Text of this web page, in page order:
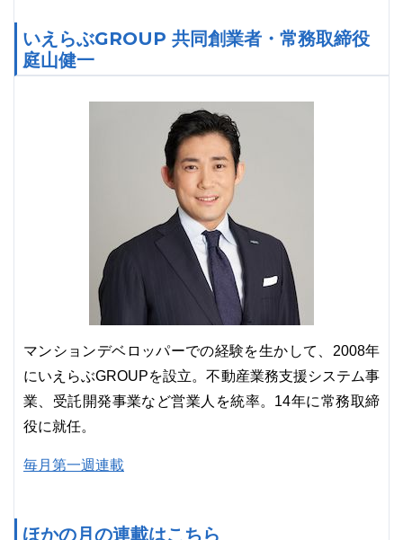
いえらぶGROUP 共同創業者・常務取締役
庭山健一
マンションデベロッパーでの経験を生かして、2008年
にいえらぶGROUPを設立。不動産業務支援システム事
業、受託開発事業など営業人を統率。14年に常務取締
役に就任。
毎月第一週連載
ほかの月の連載はこちら